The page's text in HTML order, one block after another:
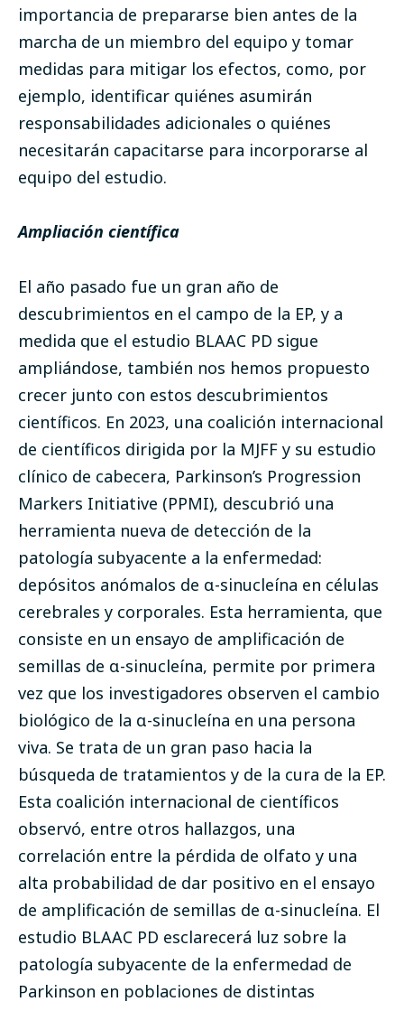
importancia de prepararse bien antes de la
marcha de un miembro del equipo y tomar
medidas para mitigar los efectos, como, por
ejemplo, identificar quiénes asumirán
responsabilidades adicionales o quiénes
necesitarán capacitarse para incorporarse al
equipo del estudio.
Ampliación científica
El año pasado fue un gran año de
descubrimientos en el campo de la EP, y a
medida que el estudio BLAAC PD sigue
ampliándose, también nos hemos propuesto
crecer junto con estos descubrimientos
científicos. En 2023, una coalición internacional
de científicos dirigida por la MJFF y su estudio
clínico de cabecera, Parkinson’s Progression
Markers Initiative (PPMI), descubrió una
herramienta nueva de detección de la
patología subyacente a la enfermedad:
depósitos anómalos de α-sinucleína en células
cerebrales y corporales. Esta herramienta, que
consiste en un ensayo de amplificación de
semillas de α-sinucleína, permite por primera
vez que los investigadores observen el cambio
biológico de la α-sinucleína en una persona
viva. Se trata de un gran paso hacia la
búsqueda de tratamientos y de la cura de la EP.
Esta coalición internacional de científicos
observó, entre otros hallazgos, una
correlación entre la pérdida de olfato y una
alta probabilidad de dar positivo en el ensayo
de amplificación de semillas de α-sinucleína. El
estudio BLAAC PD esclarecerá luz sobre la
patología subyacente de la enfermedad de
Parkinson en poblaciones de distintas